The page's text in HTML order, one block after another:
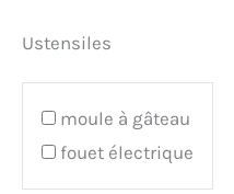
Ustensiles
moule à gâteau
fouet électrique